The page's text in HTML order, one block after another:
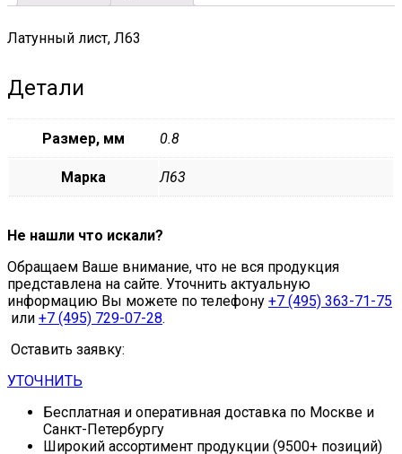
Латунный лист, Л63
Детали
Размер, мм 0.8
Марка Л63
Не нашли что искали?
Обращаем Ваше внимание, что не вся продукция
представлена на сайте. Уточнить актуальную
информацию Вы можете по телефону +7 (495) 363-71-75
или +7 (495) 729-07-28.
Оставить заявку:
УТОЧНИТЬ
Бесплатная и оперативная доставка по Москве и
Санкт-Петербургу
Широкий ассортимент продукции (9500+ позиций)